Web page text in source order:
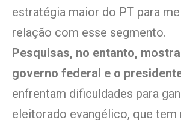
estratégia maior do PT para
relação com esse segmento.
Pesquisas, no entanto,
governo federal e o
enfrentam dificuldades para
eleitorado evangélico, que tem